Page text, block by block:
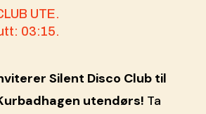
UTE.
03:15.
Silent Disco Club til
utendørs! Ta